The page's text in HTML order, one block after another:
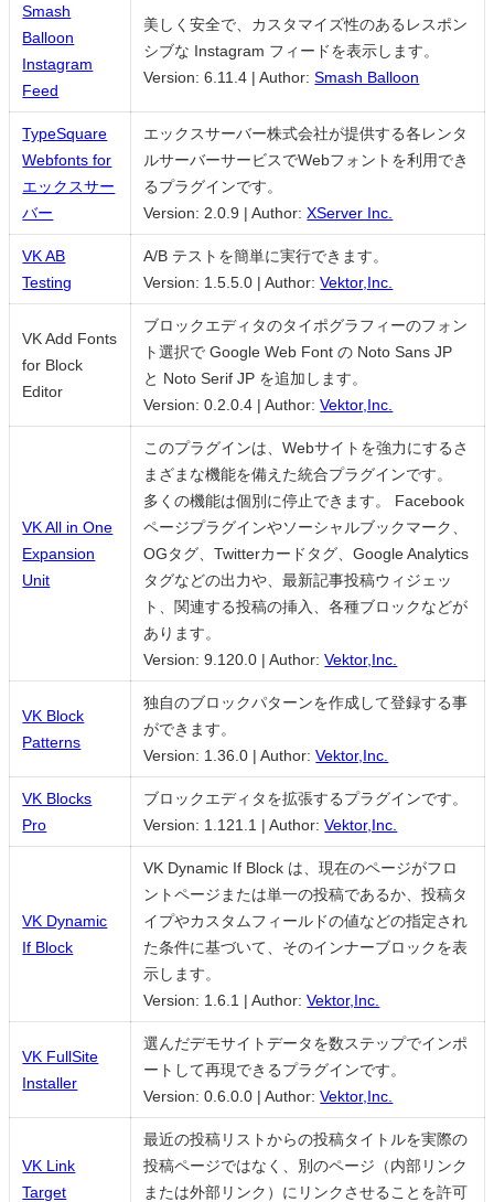
Smash
Balloon
Instagram
Feed
美しく安全で、カスタマイズ性のあるレスポン
シブな Instagram フィードを表示します。
Version: 6.11.4 |Author:Smash Balloon
TypeSquare
Webfonts for
エックスサー
バー
エックスサーバー株式会社が提供する各レンタ
ルサーバーサービスでWebフォントを利用でき
るプラグインです。
Version: 2.0.9 |Author:XServer Inc.
VK AB
Testing
A/B テストを簡単に実行できます。
Version: 1.5.5.0 |Author:Vektor,Inc.
VK Add Fonts
for Block
Editor
ブロックエディタのタイポグラフィーのフォン
ト選択で Google Web Font の Noto Sans JP
と Noto Serif JP を追加します。
Version: 0.2.0.4 |Author:Vektor,Inc.
VK All in One
Expansion
Unit
このプラグインは、Webサイトを強力にするさ
まざまな機能を備えた統合プラグインです。
多くの機能は個別に停止できます。 Facebook
ページプラグインやソーシャルブックマーク、
OGタグ、Twitterカードタグ、Google Analytics
タグなどの出力や、最新記事投稿ウィジェッ
ト、関連する投稿の挿入、各種ブロックなどが
あります。
Version: 9.120.0 |Author:Vektor,Inc.
VK Block
Patterns
独自のブロックパターンを作成して登録する事
ができます。
Version: 1.36.0 |Author:Vektor,Inc.
VK Blocks
Pro
ブロックエディタを拡張するプラグインです。
Version: 1.121.1 |Author:Vektor,Inc.
VK Dynamic
If Block
VK Dynamic If Block は、現在のページがフロ
ントページまたは単一の投稿であるか、投稿タ
イプやカスタムフィールドの値などの指定され
た条件に基づいて、そのインナーブロックを表
示します。
Version: 1.6.1 |Author:Vektor,Inc.
VK FullSite
Installer
選んだデモサイトデータを数ステップでインポ
ートして再現できるプラグインです。
Version: 0.6.0.0 |Author:Vektor,Inc.
VK Link
Target
最近の投稿リストからの投稿タイトルを実際の
投稿ページではなく、別のページ（内部リンク
または外部リンク）にリンクさせることを許可